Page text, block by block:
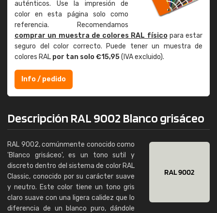
auténticos. Use la impresión de
color en esta página solo como
referencia. Recomendamos
comprar un muestra de colores RAL físicopara estar
seguro del color correcto. Puede tener un muestra de
colores RAL por tan solo €15,95(IVA excluido).
Info / pedido
Descripción RAL 9002 Blanco grisáceo
RAL 9002, comúnmente conocido como
'Blanco grisáceo', es un tono sutil y
discreto dentro del sistema de color RAL
Classic, conocido por su carácter suave
y neutro. Este color tiene un tono gris
claro suave con una ligera calidez que lo
diferencia de un blanco puro, dándole